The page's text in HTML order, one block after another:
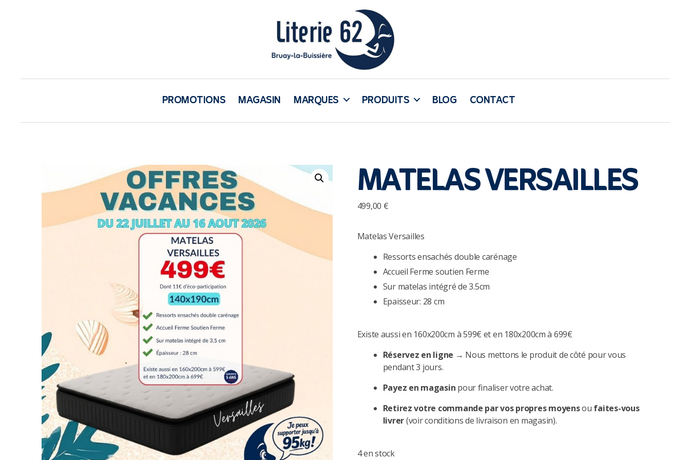
62
Bruay
PROMOTIONS MAGASIN MARQUES PRODUITS BLOG CONTACT
MATELAS VERSAILLES
499,00 €
Matelas Versailles
Ressorts ensachés double carénage
Accueil Ferme soutien Ferme
Sur matelas intégré de 3.5cm
Epaisseur: 28 cm
Existe aussi en 160x200cm à 599€ et en 180x200cm à 699€
Réservez en ligne → Nous mettons le produit de côté pour vous
pendant 3 jours.
Payez en magasin pour finaliser votre achat.
Retirez votre commande par vos propres moyensou faites-vous
livrer(voir conditions de livraison en magasin).
4 en stock